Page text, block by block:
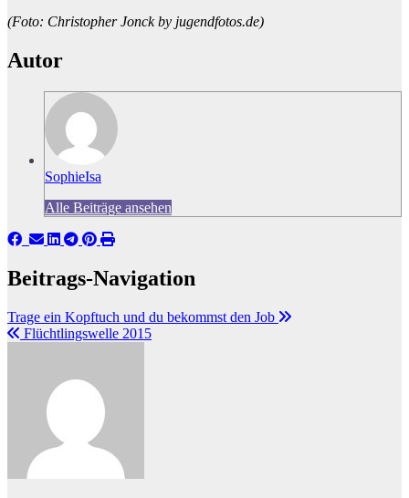
(Foto: Christopher Jonck by jugendfotos.de)
Autor
SophieIsa
Alle Beiträge ansehen
Beitrags-Navigation
Trage ein Kopftuch und du bekommst den Job
Flüchtlingswelle 2015